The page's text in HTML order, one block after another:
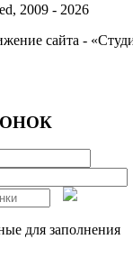
2009 - 2026
сайта -
для заполнения